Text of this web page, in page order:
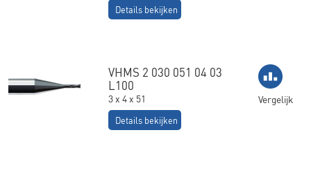
Details bekijken
VHMS 2 030 051 04 03
L100
3 x 4 x 51
Details bekijken
Vergelijk